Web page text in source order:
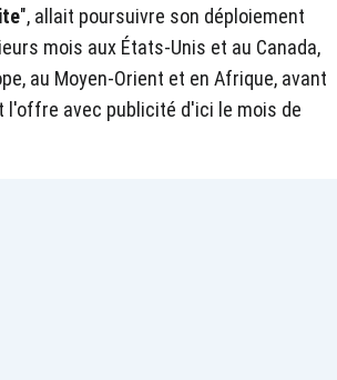
", allait poursuivre son déploiement
mois aux États-Unis et au Canada,
au Moyen-Orient et en Afrique, avant
l'offre avec publicité d'ici le mois de